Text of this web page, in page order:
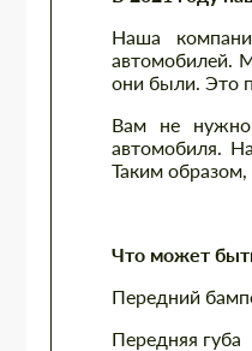
Наша
автомобилей.
они были. Это
Вам не нужно
автомобиля.
Таким
Что может
Передний
Передняя губа